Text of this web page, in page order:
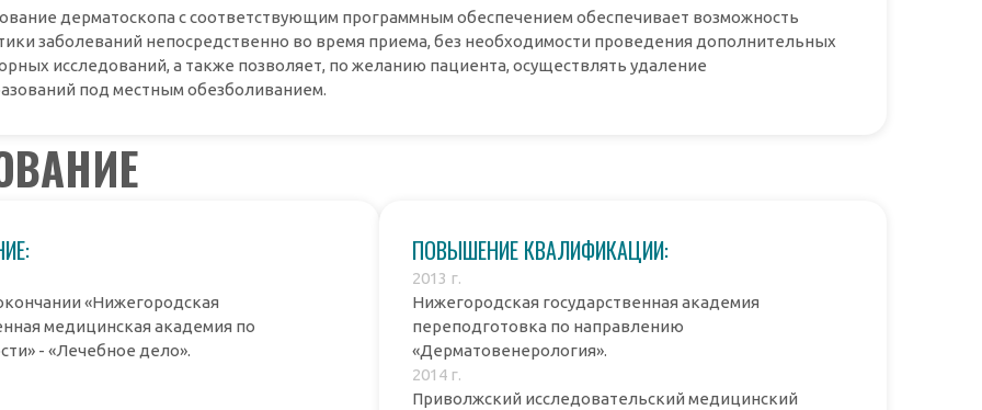
дерматоскопа с соответствующим программным обеспечением обеспечивает возможность
заболеваний непосредственно во время приема, без необходимости проведения дополнительных
исследований, а также позволяет, по желанию пациента, осуществлять удаление
под местным обезболиванием.
«Нижегородская
медицинская академия по
- «Лечебное дело».
ПОВЫШЕНИЕ КВАЛИФИКАЦИИ:
2013 г.
Нижегородская государственная академия
переподготовка по направлению
«Дерматовенерология».
2014 г.
Приволжский исследовательский медицинский